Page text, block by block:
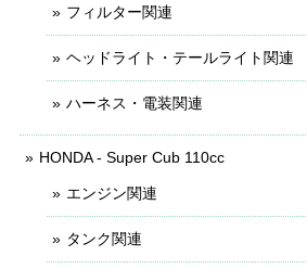
フィルター関連
ヘッドライト・テールライト関連
ハーネス・電装関連
HONDA - Super Cub 110cc
エンジン関連
タンク関連